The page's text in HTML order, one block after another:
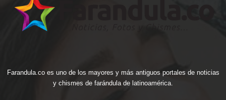
Farandula.co es uno de los mayores y más antiguos portales de noticias
y chismes de farándula de latinoamérica.